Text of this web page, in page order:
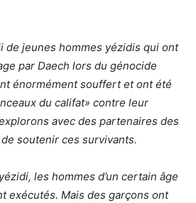
de jeunes hommes yézidis qui ont
par Daech lors du génocide
énormément souffert et ont été
du califat» contre leur
avec des partenaires des
soutenir ces survivants.
les hommes d’un certain âge
exécutés. Mais des garçons ont